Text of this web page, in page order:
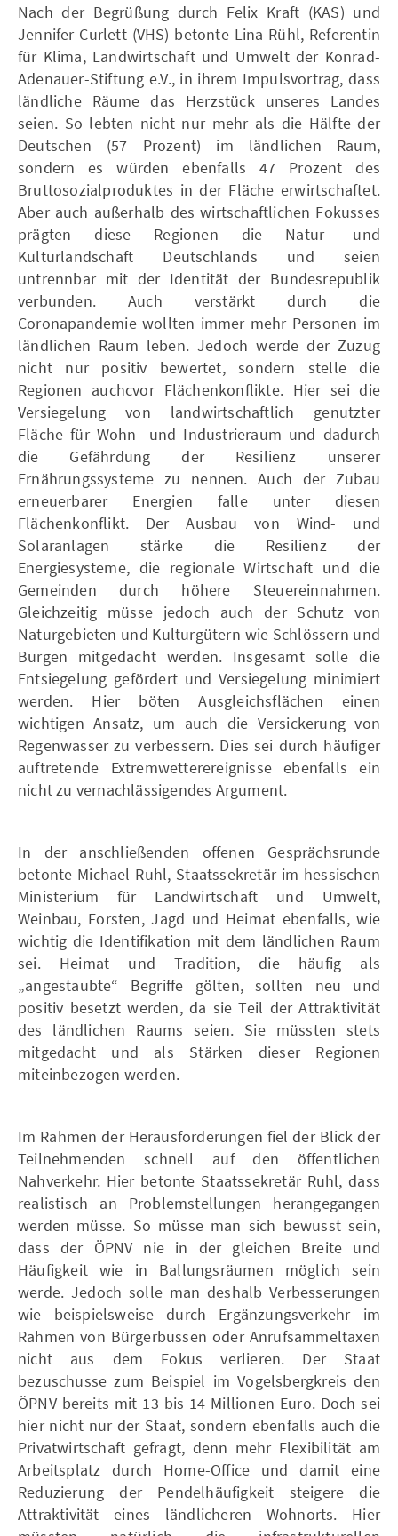
Nach der Begrüßung durch Felix Kraft (KAS) und
Jennifer Curlett (VHS) betonte Lina Rühl, Referentin
für Klima, Landwirtschaft und Umwelt der Konrad-
Adenauer-Stiftung e.V., in ihrem Impulsvortrag, dass
ländliche Räume das Herzstück unseres Landes
seien. So lebten nicht nur mehr als die Hälfte der
Deutschen (57 Prozent) im ländlichen Raum,
sondern es würden ebenfalls 47 Prozent des
Bruttosozialproduktes in der Fläche erwirtschaftet.
Aber auch außerhalb des wirtschaftlichen Fokusses
prägten diese Regionen die Natur- und
Kulturlandschaft Deutschlands und seien
untrennbar mit der Identität der Bundesrepublik
verbunden. Auch verstärkt durch die
Coronapandemie wollten immer mehr Personen im
ländlichen Raum leben. Jedoch werde der Zuzug
nicht nur positiv bewertet, sondern stelle die
Regionen auchcvor Flächenkonflikte. Hier sei die
Versiegelung von landwirtschaftlich genutzter
Fläche für Wohn- und Industrieraum und dadurch
die Gefährdung der Resilienz unserer
Ernährungssysteme zu nennen. Auch der Zubau
erneuerbarer Energien falle unter diesen
Flächenkonflikt. Der Ausbau von Wind- und
Solaranlagen stärke die Resilienz der
Energiesysteme, die regionale Wirtschaft und die
Gemeinden durch höhere Steuereinnahmen.
Gleichzeitig müsse jedoch auch der Schutz von
Naturgebieten und Kulturgütern wie Schlössern und
Burgen mitgedacht werden. Insgesamt solle die
Entsiegelung gefördert und Versiegelung minimiert
werden. Hier böten Ausgleichsflächen einen
wichtigen Ansatz, um auch die Versickerung von
Regenwasser zu verbessern. Dies sei durch häufiger
auftretende Extremwetterereignisse ebenfalls ein
nicht zu vernachlässigendes Argument.
In der anschließenden offenen Gesprächsrunde
betonte Michael Ruhl, Staatssekretär im hessischen
Ministerium für Landwirtschaft und Umwelt,
Weinbau, Forsten, Jagd und Heimat ebenfalls, wie
wichtig die Identifikation mit dem ländlichen Raum
sei. Heimat und Tradition, die häufig als
„angestaubte“ Begriffe gölten, sollten neu und
positiv besetzt werden, da sie Teil der Attraktivität
des ländlichen Raums seien. Sie müssten stets
mitgedacht und als Stärken dieser Regionen
miteinbezogen werden.
Im Rahmen der Herausforderungen fiel der Blick der
Teilnehmenden schnell auf den öffentlichen
Nahverkehr. Hier betonte Staatssekretär Ruhl, dass
realistisch an Problemstellungen herangegangen
werden müsse. So müsse man sich bewusst sein,
dass der ÖPNV nie in der gleichen Breite und
Häufigkeit wie in Ballungsräumen möglich sein
werde. Jedoch solle man deshalb Verbesserungen
wie beispielsweise durch Ergänzungsverkehr im
Rahmen von Bürgerbussen oder Anrufsammeltaxen
nicht aus dem Fokus verlieren. Der Staat
bezuschusse zum Beispiel im Vogelsbergkreis den
ÖPNV bereits mit 13 bis 14 Millionen Euro. Doch sei
hier nicht nur der Staat, sondern ebenfalls auch die
Privatwirtschaft gefragt, denn mehr Flexibilität am
Arbeitsplatz durch Home-Office und damit eine
Reduzierung der Pendelhäufigkeit steigere die
Attraktivität eines ländlicheren Wohnorts. Hier